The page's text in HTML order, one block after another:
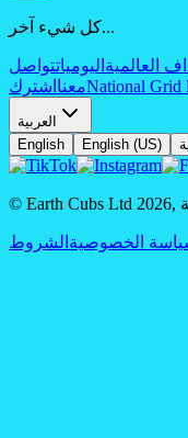
كل شيء آخر...
العالمية اليومياتتواصل
معنا اشترك National Grid
العربية
English
English (US)
© Earth Cubs Ltd 2026,
الخصوصية الشروط